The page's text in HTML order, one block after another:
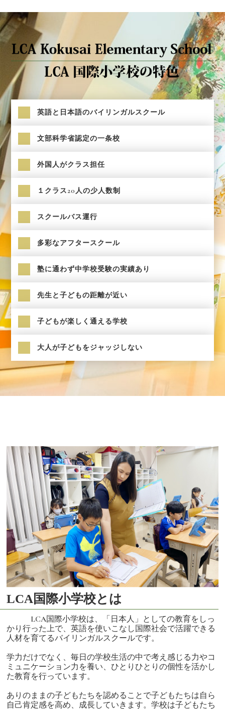
英語と日本語のバイリンガルスクール
文部科学省認定の一条校
外国人がクラス担任
１クラス20人の少人数制
スクールバス運行
多彩なアフタースクール
塾に通わず中学校受験の実績あり
先生と子どもの距離が近い
子どもが楽しく通える学校
大人が子どもをジャッジしない
LCA国際小学校とは
LCA国際小学校は、「日本人」としての教育をしっ
かり行った上で、英語を使いこなし国際社会で活躍できる
人材を育てるバイリンガルスクールです。
学力だけでなく、毎日の学校生活の中で考え感じる力やコ
ミュニケーション力を養い、ひとりひとりの個性を活かし
た教育を行っています。
ありのままの子どもたちを認めることで子どもたちは自ら
自己肯定感を高め、成長していきます。学校は子どもたち